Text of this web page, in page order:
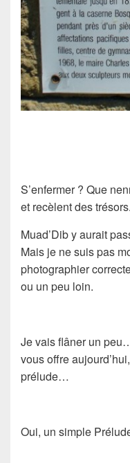
S’enfermer ? Que
et recèlent des trésors.
Muad’Dib y aurait
Mais je ne suis pas
photographier
ou un peu loin.
Je vais flâner un
vous offre
prélude…
Oui, un simple